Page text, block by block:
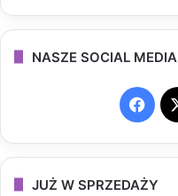
NASZE SOCIAL MEDIA
F
a
JUŻ W SPRZEDAŻY